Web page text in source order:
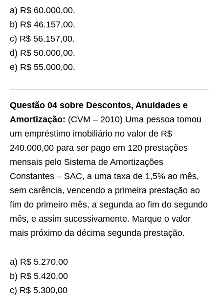
a) R$ 60.000,00.
b) R$ 46.157,00.
c) R$ 56.157,00.
d) R$ 50.000,00.
e) R$ 55.000,00.
Questão 04 sobre Descontos, Anuidades e
Amortização: (CVM – 2010) Uma pessoa tomou
um empréstimo imobiliário no valor de R$
240.000,00 para ser pago em 120 prestações
mensais pelo Sistema de Amortizações
Constantes – SAC, a uma taxa de 1,5% ao mês,
sem carência, vencendo a primeira prestação ao
fim do primeiro mês, a segunda ao fim do segundo
mês, e assim sucessivamente. Marque o valor
mais próximo da décima segunda prestação.
a) R$ 5.270,00
b) R$ 5.420,00
c) R$ 5.300,00